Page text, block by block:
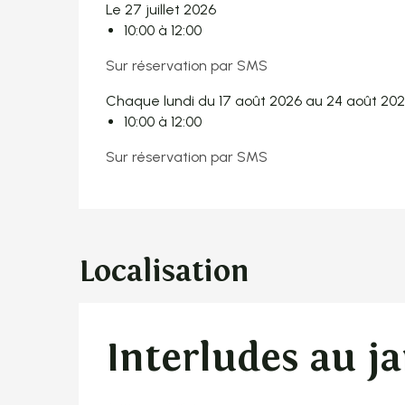
Le 27 juillet 2026
10:00 à 12:00
Sur réservation par SMS
Chaque lundi du 17 août 2026 au 24 août
10:00 à 12:00
Sur réservation par SMS
Localisation
Interludes au